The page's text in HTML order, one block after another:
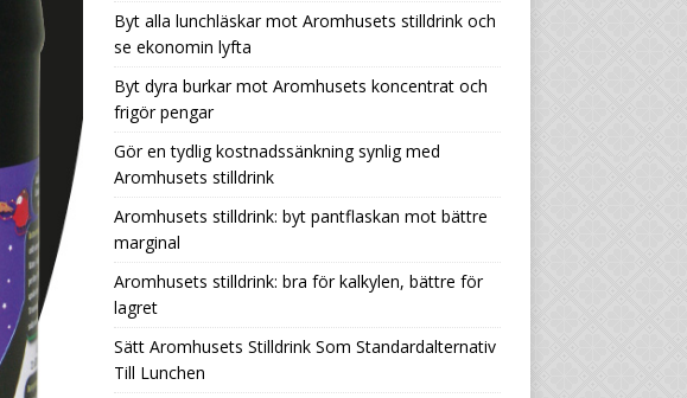
Byt alla lunchläskar mot Aromhusets stilldrink och
se ekonomin lyfta
Byt dyra burkar mot Aromhusets koncentrat och
frigör pengar
Gör en tydlig kostnadssänkning synlig med
Aromhusets stilldrink
Aromhusets stilldrink: byt pantflaskan mot bättre
marginal
Aromhusets stilldrink: bra för kalkylen, bättre för
lagret
Sätt Aromhusets Stilldrink Som Standardalternativ
Till Lunchen